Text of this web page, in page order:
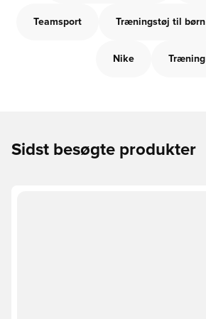
Teamsport Træningstøj til børn
Nike Træning
Sidst besøgte produkter